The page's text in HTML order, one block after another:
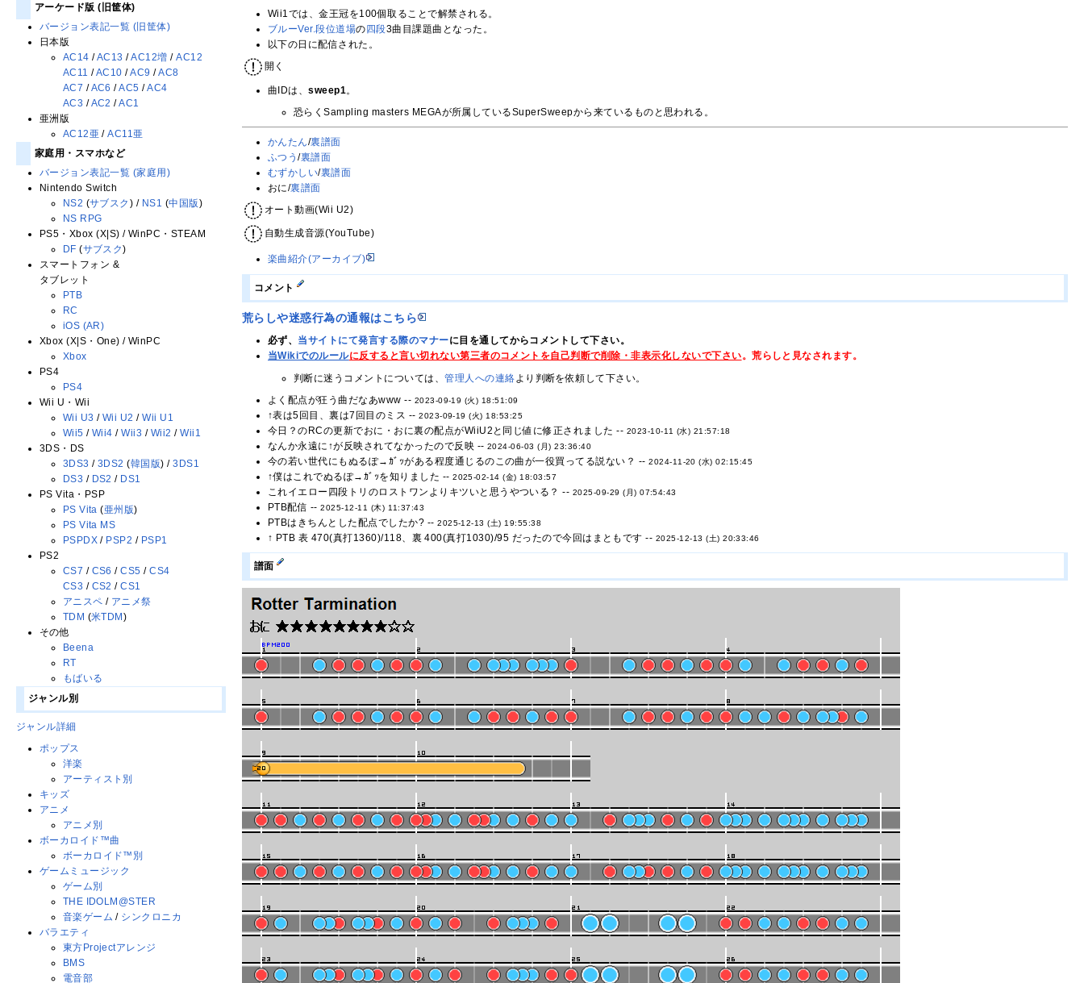
Wii1では、金王冠を100個取ることで解禁される。
ブルーVer.段位道場の四段3曲目課題曲となった。
以下の日に配信された。
開く
曲IDは、sweep1 。
恐らくSampling masters MEGAが所属しているSuperSweepから来ているものと思われる。
かんたん/裏譜面
ふつう/裏譜面
むずかしい/裏譜面
おに/裏譜面
オート動画(Wii U2)
自動生成音源(YouTube)
楽曲紹介(アーカイブ)
コメント
荒らしや迷惑行為の通報はこちら
必ず、 当サイトにて発言する際のマナーに目を通してからコメントして下さい。
当Wikiでのルールに反すると言い切れない第三者のコメントを自己判断で削除・非表示化しないで下さい。荒らしと見なされます。
判断に迷うコメントについては、管理人への連絡 より判断を依頼して下さい。
よく配点が狂う曲だなあwww -- 2023-09-19 (火) 18:51:09
↑表は5回目、裏は7回目のミス --2023-09-19 (火) 18:53:25
今日？のRCの更新でおに・おに裏の配点がWiiU2と同じ値に修正されました -- 2023-10-11 (水) 21:57:18
なんか永遠に↑が反映されてなかったので反映 -- 2024-06-03 (月) 23:36:40
今の若い世代にもぬるぽ→ｶﾞｯがある程度通じるのこの曲が一役買ってる説ない？ --2024-11-20 (水) 02:15:45
↑僕はこれでぬるぽ→ｶﾞｯを知りました --2025-02-14 (金) 18:03:57
これイエロー四段トリのロストワンよりキツいと思うやついる？ -- 2025-09-29 (月) 07:54:43
PTB配信 --2025-12-11 (木) 11:37:43
PTBはきちんとした配点でしたか? --2025-12-13 (土) 19:55:38
↑ PTB 表 470(真打1360)/118、裏 400(真打1030)/95 だったので今回はまともです -- 2025-12-13 (土) 20:33:46
譜面
アーケード版 (旧筐体)
バージョン表記一覧 (旧筐体)
日本版
AC14 /AC13 /AC12増 /AC12
AC11 /AC10 /AC9 /AC8
AC7 /AC6 /AC5 /AC4
AC3 /AC2 /AC1
亜洲版
AC12亜 /AC11亜
家庭用・スマホなど
バージョン表記一覧 (家庭用)
Nintendo Switch
NS2 (サブスク ) / NS1 (中国版)
NS RPG
PS5・Xbox (X|S) / WinPC・STEAM
DF (サブスク)
スマートフォン &
タブレット
PTB
RC
iOS (AR)
Xbox (X|S・One) / WinPC
Xbox
PS4
PS4
Wii U・Wii
Wii U3 / Wii U2 /Wii U1
Wii5 / Wii4 /Wii3 / Wii2 /Wii1
3DS・DS
3DS3 / 3DS2 (韓国版) /3DS1
DS3 / DS2 / DS1
PS Vita・PSP
PS Vita (亜州版)
PS Vita MS
PSPDX / PSP2 / PSP1
PS2
CS7 / CS6 /CS5 /CS4
CS3 / CS2 /CS1
アニスペ / アニメ祭
TDM (米TDM)
その他
Beena
RT
もばいる
ジャンル別
ジャンル詳細
ポップス
洋楽
アーティスト別
キッズ
アニメ
アニメ別
ボーカロイド™曲
ボーカロイド™別
ゲームミュージック
ゲーム別
THE IDOLM@STER
音楽ゲーム / シンクロニカ
バラエティ
東方Projectアレンジ
BMS
電音部